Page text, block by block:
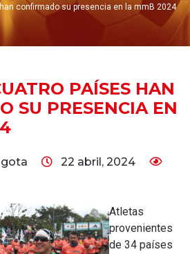
confirmado su presencia en la mmB 2024
PAÍSES HAN
SU PRESENCIA EN
22 abril, 2024
Atletas
provenientes
de 34 países